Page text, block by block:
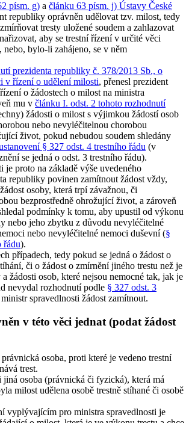
písm. g) a článku 63 písm. j) Ústavy České
republiky oprávněn udělovat tzv. milost, tedy
tresty uložené soudem a zahlazovat
aby se trestní řízení v určité věci
nebo, bylo-li zahájeno, se v něm
prezidenta republiky č. 378/2013 Sb., o
v řízení o udělení milosti, přenesl prezident
o žádostech o milost na ministra
mu v článku I. odst. 2 tohoto rozhodnutí
žádosti o milost s výjimkou žádostí osob
nebo nevyléčitelnou chorobou
život, pokud nebudou soudem shledány
§ 327 odst. 4 trestního řádu (v
se jedná o odst. 3 trestního řádu).
je proto na základě výše uvedeného
republiky povinen zamítnout žádost vždy,
osoby, která trpí závažnou, či
bezprostředně ohrožující život, a zároveň
podmínky k tomu, aby upustil od výkonu
nebo jeho zbytku z důvodu nevyléčitelné
nebo nevyléčitelné nemoci duševní (§
řádu).
případech, tedy pokud se jedná o žádost o
či o žádost o zmírnění jiného trestu než je
žádosti osob, které nejsou nemocné tak, jak je
nevydal rozhodnutí podle § 327 odst. 3
spravedlnosti žádost zamítnout.
v této věci jednat (podat žádost
osoba, proti které je vedeno trestní
trest.
jiná osoba (právnická či fyzická), která má
milost udělena osobě trestně stíhané či osobě
vyplývajícím pro ministra spravedlnosti je